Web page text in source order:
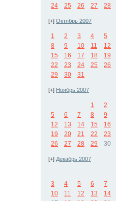
24
25 26 27 28
[+] Октябрь 2007
1 2 3 4 5
8
9 10 11 12
15
16 17 18 19
22
23 24 25 26
29
30 31
[+] Ноябрь 2007
1 2
5
6 7 8 9
12
13 14 15 16
19
20 21 22 23
26
27 28 29 30
[+] Декабрь 2007
3
4 5 6 7
10
11 12 13 14